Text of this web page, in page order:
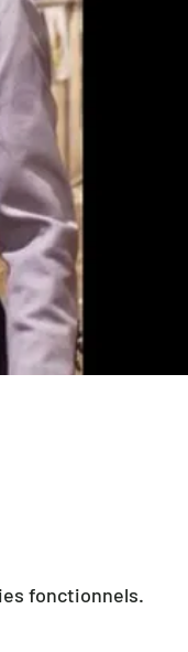
fonctionnels.